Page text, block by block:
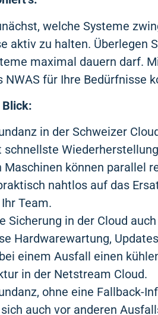
welche Systeme
aktiv zu halten. Überlegen
maximal dauern darf.
NWAS für Ihre Bedürfnisse
in der Schweizer
schnellste
Maschinen können parallel
nahtlos auf das
Team.
Sicherung in der Cloud
Hardwarewartung,
einem Ausfall einen
in der Netstream Cloud.
ohne eine Fallback-
auch vor anderen